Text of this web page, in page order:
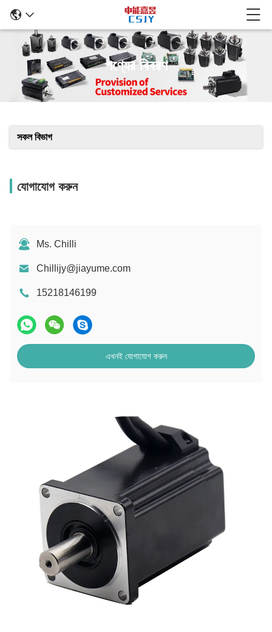
পণ্যের বিবরণ
সকল বিভাগ
যোগাযোগ করুন
Ms. Chilli
Chillijy@jiayume.com
15218146199
এখনই যোগাযোগ করুন